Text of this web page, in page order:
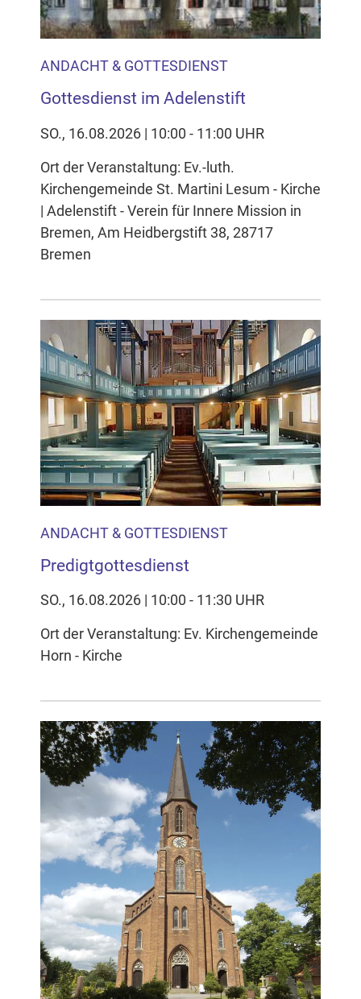
ANDACHT & GOTTESDIENST
Gottesdienst im Adelenstift
SO., 16.08.2026 | 10:00 - 11:00 UHR
Ort der Veranstaltung: Ev.-luth.
Kirchengemeinde St. Martini Lesum - Kirche
| Adelenstift - Verein für Innere Mission in
Bremen, Am Heidbergstift 38, 28717
Bremen
ANDACHT & GOTTESDIENST
Predigtgottesdienst
SO., 16.08.2026 | 10:00 - 11:30 UHR
Ort der Veranstaltung: Ev. Kirchengemeinde
Horn - Kirche